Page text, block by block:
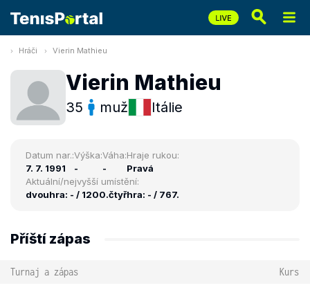
Hráči Vierin Mathieu
Vierin Mathieu
35 muž Itálie
Datum nar.:
7. 7. 1991
Výška:
-
Váha:
-
Hraje rukou:
Pravá
Aktuální/nejvyšší umístění:
dvouhra: - / 1200.čtyřhra: - / 767.
Příští zápas
Turnaj a zápas Kurs